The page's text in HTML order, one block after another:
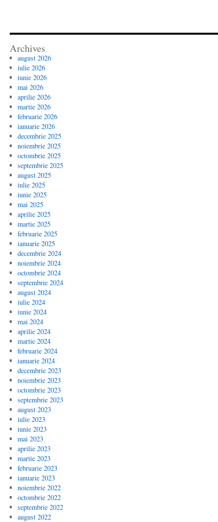
Archives
august 2026
iulie 2026
iunie 2026
mai 2026
aprilie 2026
martie 2026
februarie 2026
ianuarie 2026
decembrie 2025
noiembrie 2025
octombrie 2025
septembrie 2025
august 2025
iulie 2025
iunie 2025
mai 2025
aprilie 2025
martie 2025
februarie 2025
ianuarie 2025
decembrie 2024
noiembrie 2024
octombrie 2024
septembrie 2024
august 2024
iulie 2024
iunie 2024
mai 2024
aprilie 2024
martie 2024
februarie 2024
ianuarie 2024
decembrie 2023
noiembrie 2023
octombrie 2023
septembrie 2023
august 2023
iulie 2023
iunie 2023
mai 2023
aprilie 2023
martie 2023
februarie 2023
ianuarie 2023
noiembrie 2022
octombrie 2022
septembrie 2022
august 2022